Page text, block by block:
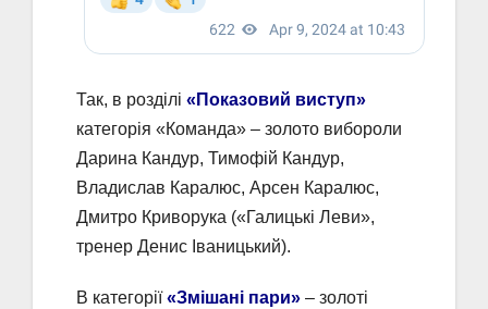
Так, в розділі «Показовий виступ»
категорія «Команда» – золото вибороли
Дарина Кандур, Тимофій Кандур,
Владислав Каралюс, Арсен Каралюс,
Дмитро Криворука («Галицькі Леви»,
тренер Денис Іваницький).
В категорії«Змішані пари» – золоті